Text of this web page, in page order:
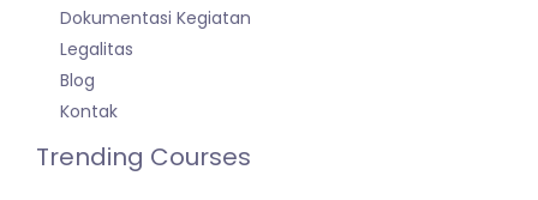
Dokumentasi Kegiatan
Legalitas
Blog
Kontak
Trending Courses